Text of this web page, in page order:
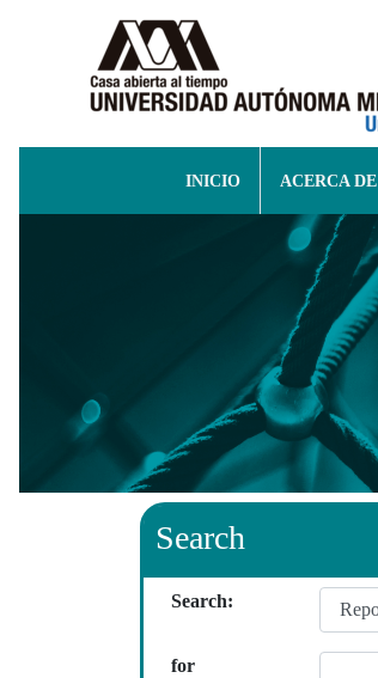
INICIO ACERCA DE
Search
Search:
for